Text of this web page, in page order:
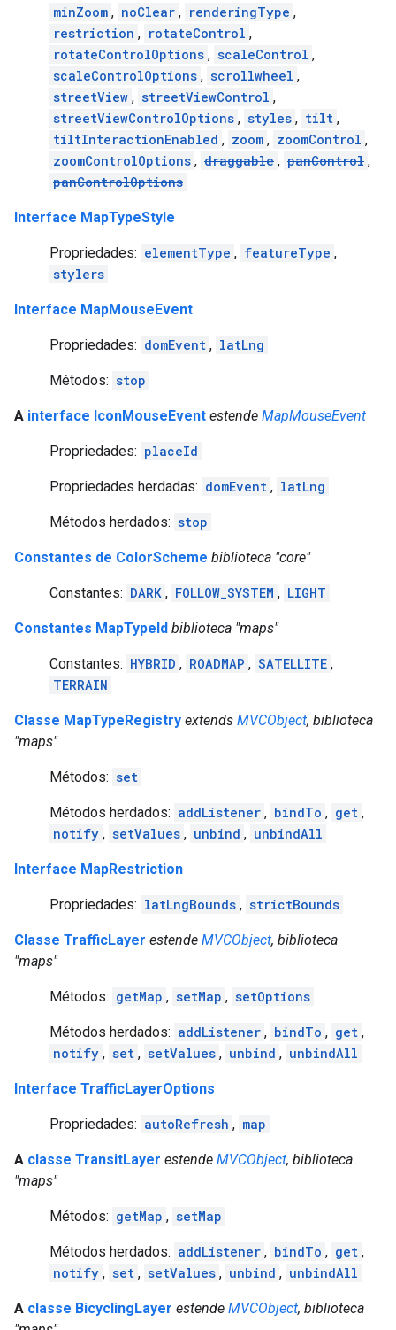
minZoom , noClear , renderingType ,
restriction , rotateControl ,
rotateControlOptions , scaleControl ,
scaleControlOptions , scrollwheel ,
streetView , streetViewControl ,
streetViewControlOptions , styles , tilt ,
tiltInteractionEnabled , zoom , zoomControl ,
zoomControlOptions , draggable , panControl ,
panControlOptions
Interface MapTypeStyle
Propriedades: elementType , featureType ,
stylers
Interface MapMouseEvent
Propriedades: domEvent , latLng
Métodos: stop
A interface IconMouseEvent estende MapMouseEvent
Propriedades: placeId
Propriedades herdadas: domEvent , latLng
Métodos herdados: stop
Constantes de ColorScheme biblioteca "core"
Constantes: DARK , FOLLOW_SYSTEM , LIGHT
Constantes MapTypeId biblioteca "maps"
Constantes: HYBRID , ROADMAP , SATELLITE ,
TERRAIN
Classe MapTypeRegistry extends MVCObject, biblioteca
"maps"
Métodos: set
Métodos herdados: addListener , bindTo , get ,
notify , setValues , unbind , unbindAll
Interface MapRestriction
Propriedades: latLngBounds , strictBounds
Classe TrafficLayer estende MVCObject, biblioteca
"maps"
Métodos: getMap , setMap , setOptions
Métodos herdados: addListener , bindTo , get ,
notify , set , setValues , unbind , unbindAll
Interface TrafficLayerOptions
Propriedades: autoRefresh , map
A classe TransitLayer estende MVCObject, biblioteca
"maps"
Métodos: getMap , setMap
Métodos herdados: addListener , bindTo , get ,
notify , set , setValues , unbind , unbindAll
A classe BicyclingLayer estende MVCObject, biblioteca